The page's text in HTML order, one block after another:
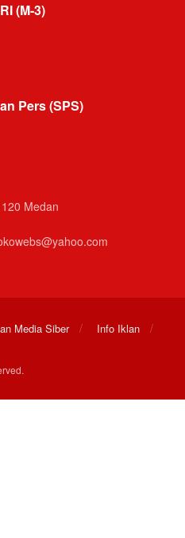
(M-3)
Pers (SPS)
Medan
Media Siber
Info Iklan